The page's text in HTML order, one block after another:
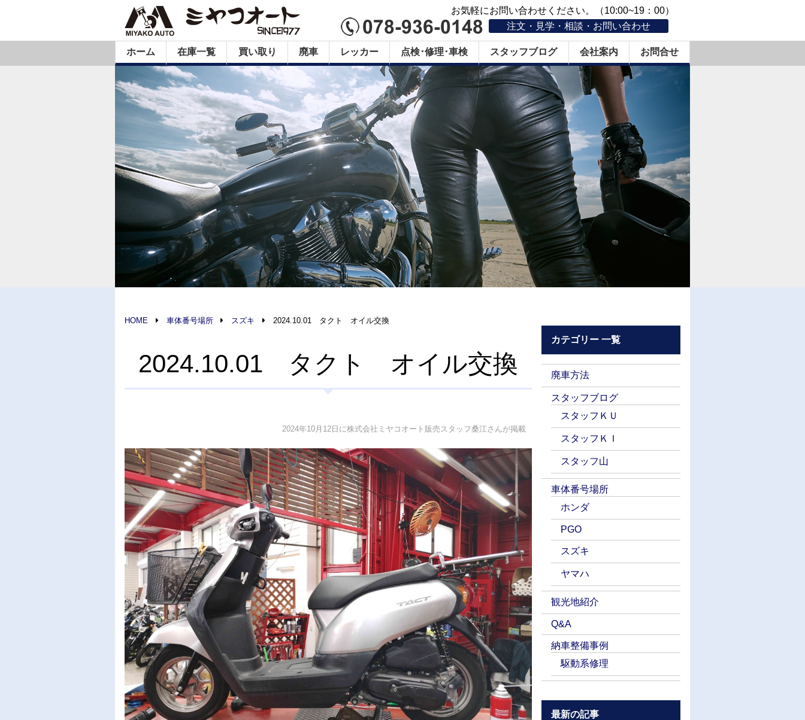
お気軽にお問い合わせください。（10:00~19：00）
注文・見学・相談・お問い合わせ
ホーム 在庫一覧 買い取り 廃車 レッカー 点検･修理･車検 スタッフブログ 会社案内 お問合せ
HOME 車体番号場所 スズキ 2024.10.01 タクト オイル交換
2024.10.01 タクト オイル交換
2024年10月12日に株式会社ミヤコオート販売スタッフ桑江さんが掲載
カテゴリー 一覧
廃車方法
スタッフブログ
スタッフＫＵ
スタッフＫＩ
スタッフ山
車体番号場所
ホンダ
PGO
スズキ
ヤマハ
観光地紹介
Q&A
納車整備事例
駆動系修理
最新の記事